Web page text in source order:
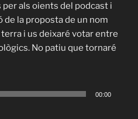
per als oients del podcast i
la proposta de un nom
i us deixaré votar entre
No patiu que tornaré
00:00